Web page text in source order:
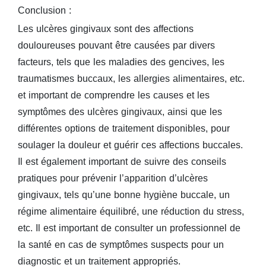
Conclusion :
Les ulcères gingivaux sont des affections
douloureuses pouvant être causées par divers
facteurs, tels que les maladies des gencives, les
traumatismes buccaux, les allergies alimentaires, etc.
et important de comprendre les causes et les
symptômes des ulcères gingivaux, ainsi que les
différentes options de traitement disponibles, pour
soulager la douleur et guérir ces affections buccales.
Il est également important de suivre des conseils
pratiques pour prévenir l’apparition d’ulcères
gingivaux, tels qu’une bonne hygiène buccale, un
régime alimentaire équilibré, une réduction du stress,
etc. Il est important de consulter un professionnel de
la santé en cas de symptômes suspects pour un
diagnostic et un traitement appropriés.